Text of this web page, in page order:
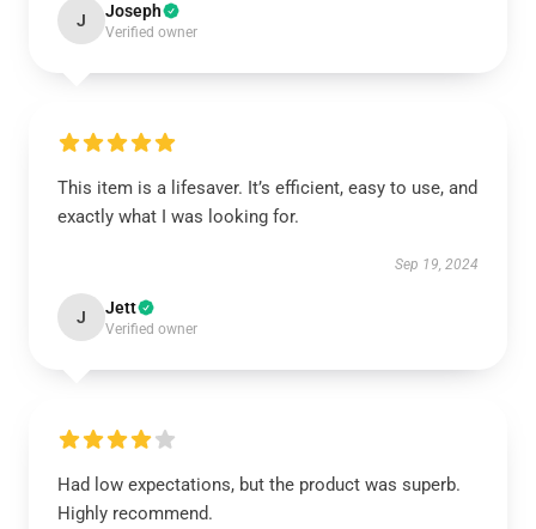
J Joseph
Verified owner
This item is a lifesaver. It’s efficient, easy to use, and
exactly what I was looking for.
Sep 19, 2024
J Jett
Verified owner
Had low expectations, but the product was superb.
Highly recommend.